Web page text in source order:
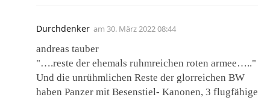
Durchdenker am 30. März 2022 08:44
andreas tauber
"….reste der ehemals ruhmreichen roten armee….."
Und die unrühmlichen Reste der glorreichen BW
haben Panzer mit Besenstiel- Kanonen, 3 flugfähige